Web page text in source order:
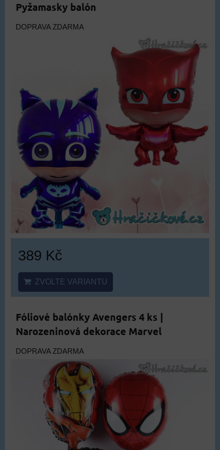
Pyžamasky balón
DOPRAVA ZDARMA
389 Kč
ZVOLTE VARIANTU
Fóliové balónky Avengers 4 ks |
Narozeninová dekorace Marvel
DOPRAVA ZDARMA